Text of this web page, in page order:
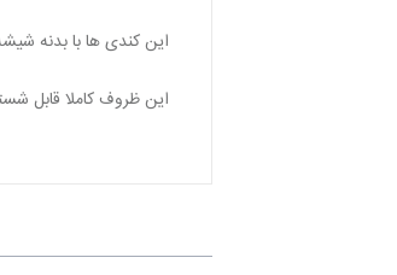
این کندی ها با بدنه
این ظروف کاملا قابل